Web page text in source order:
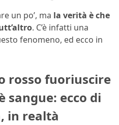
un po’, ma la verità è che
. C’è infatti una
fenomeno, ed ecco in
rosso fuoriuscire
sangue: ecco di
in realtà